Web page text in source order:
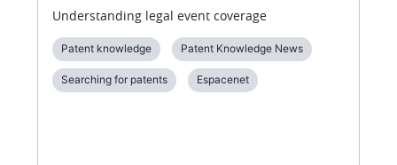
Understanding legal event coverage
Patent knowledge Patent Knowledge News
Searching for patents Espacenet